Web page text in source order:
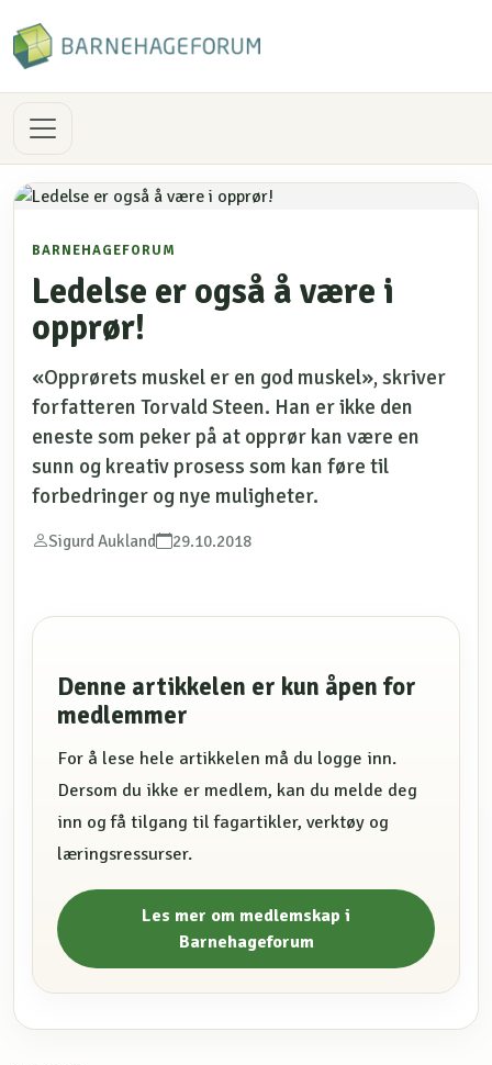
BARNEHAGEFORUM
Ledelse er også å være i
opprør!
«Opprørets muskel er en god muskel», skriver
forfatteren Torvald Steen. Han er ikke den
eneste som peker på at opprør kan være en
sunn og kreativ prosess som kan føre til
forbedringer og nye muligheter.
Sigurd Aukland 29.10.2018
Denne artikkelen er kun åpen for
medlemmer
For å lese hele artikkelen må du logge inn.
Dersom du ikke er medlem, kan du melde deg
inn og få tilgang til fagartikler, verktøy og
læringsressurser.
Les mer om medlemskap i
Barnehageforum